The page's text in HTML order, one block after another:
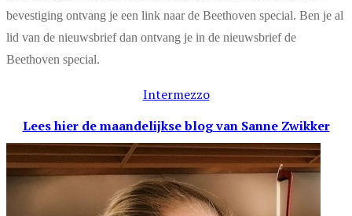
bevestiging ontvang je een link naar de Beethoven special. Ben je al
lid van de nieuwsbrief dan ontvang je in de nieuwsbrief de
Beethoven special.
Intermezzo
Lees hier de maandelijkse blogvan Sanne Zwikker